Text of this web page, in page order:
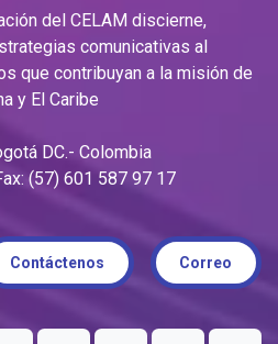
del CELAM discierne,
comunicativas al
que contribuyan a la misión de
y El Caribe
DC.- Colombia
(57) 601 587 97 17
Contáctenos Correo